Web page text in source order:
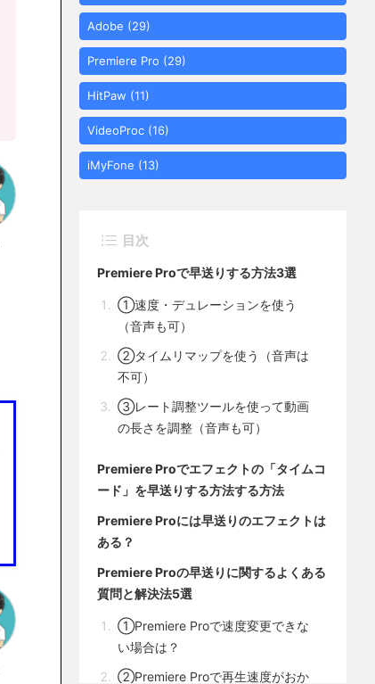
Adobe (29)
Premiere Pro (29)
HitPaw (11)
VideoProc (16)
iMyFone (13)
目次
Premiere Proで早送りする方法3選
①速度・デュレーションを使う
（音声も可）
②タイムリマップを使う（音声は
不可）
③レート調整ツールを使って動画
の長さを調整（音声も可）
Premiere Proでエフェクトの「タイムコ
ード」を早送りする方法する方法
Premiere Proには早送りのエフェクトは
ある？
Premiere Proの早送りに関するよくある
質問と解決法5選
①Premiere Proで速度変更できな
い場合は？
②Premiere Proで再生速度がおか